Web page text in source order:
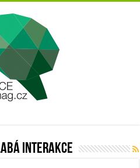
interakce